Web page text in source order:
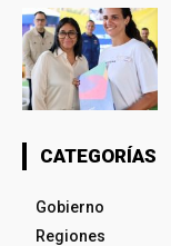
CATEGORÍAS
Gobierno
Regiones